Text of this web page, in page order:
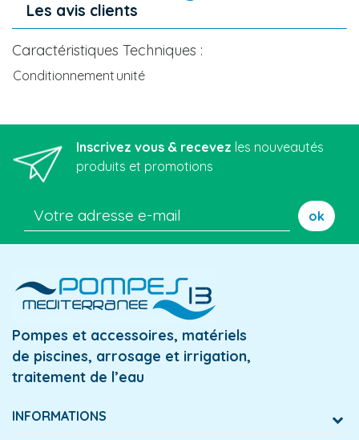
Les avis clients
Caractéristiques Techniques :
Conditionnement unité
Inscrivez vous & recevez les nouveautés
produits et promotions
ok
Pompes et accessoires, matériels
de piscines, arrosage et irrigation,
traitement de l’eau
INFORMATIONS